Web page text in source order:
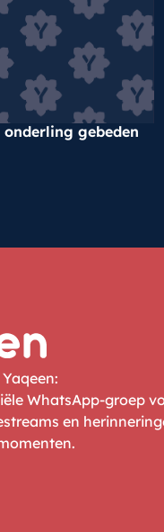
gebeden
WhatsApp-groep
en